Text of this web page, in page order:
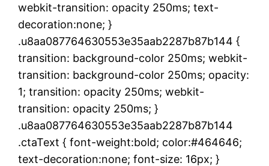
webkit-transition: opacity 250ms; text-
decoration:none; }
.u8aa087764630553e35aab2287b87b144 {
transition: background-color 250ms; webkit-
transition: background-color 250ms; opacity:
1; transition: opacity 250ms; webkit-
transition: opacity 250ms; }
.u8aa087764630553e35aab2287b87b144
.ctaText { font-weight:bold; color:#464646;
text-decoration:none; font-size: 16px; }